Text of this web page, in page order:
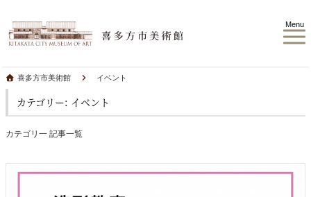
Menu
喜多方市美術館 イベント
カテゴリー: イベント
カテゴリ一 記事一覧